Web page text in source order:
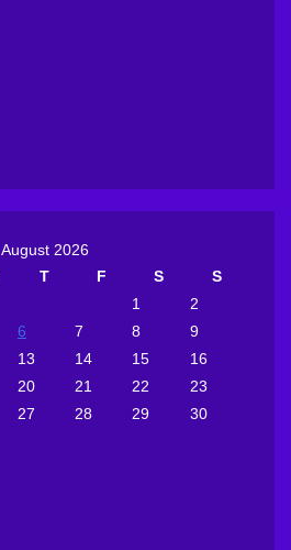
August 2026
T F S
S
1
2
6 7 8
9
13 14 15
16
20 21 22
23
27 28 29
30